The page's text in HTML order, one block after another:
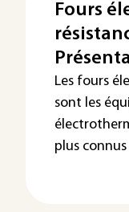
Fours
Les fours
sont les
plus connus